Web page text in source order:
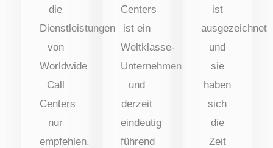
die
Dienstleistungen
von
Worldwide
Call
Centers
nur
empfehlen.
Centers
ist ein
Weltklasse-
Unternehmen
und
derzeit
eindeutig
führend
ist
ausgezeichnet
und
sie
haben
sich
die
Zeit